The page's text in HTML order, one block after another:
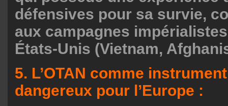
défensives pour sa survie,
aux campagnes
États-Unis (Vietnam,
5. L’OTAN comme
dangereux pour l’Europe :